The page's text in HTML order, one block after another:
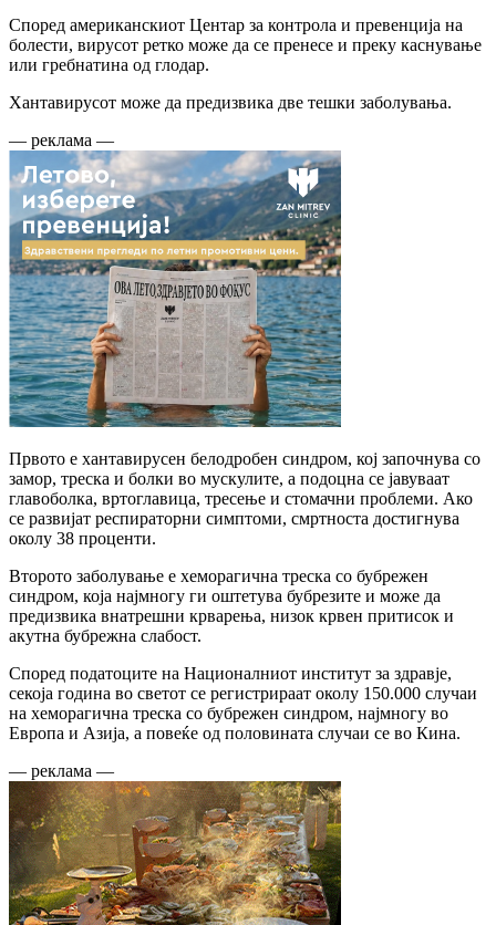
Според американскиот Центар за контрола и превенција на
болести, вирусот ретко може да се пренесе и преку каснување
или гребнатина од глодар.
Хантавирусот може да предизвика две тешки заболувања.
— реклама —
Првото е хантавирусен белодробен синдром, кој започнува со
замор, треска и болки во мускулите, а подоцна се јавуваат
главоболка, вртоглавица, тресење и стомачни проблеми. Ако
се развијат респираторни симптоми, смртноста достигнува
околу 38 проценти.
Второто заболување е хеморагична треска со бубрежен
синдром, која најмногу ги оштетува бубрезите и може да
предизвика внатрешни крварења, низок крвен притисок и
акутна бубрежна слабост.
Според податоците на Националниот институт за здравје,
секоја година во светот се регистрираат околу 150.000 случаи
на хеморагична треска со бубрежен синдром, најмногу во
Европа и Азија, а повеќе од половината случаи се во Кина.
— реклама —